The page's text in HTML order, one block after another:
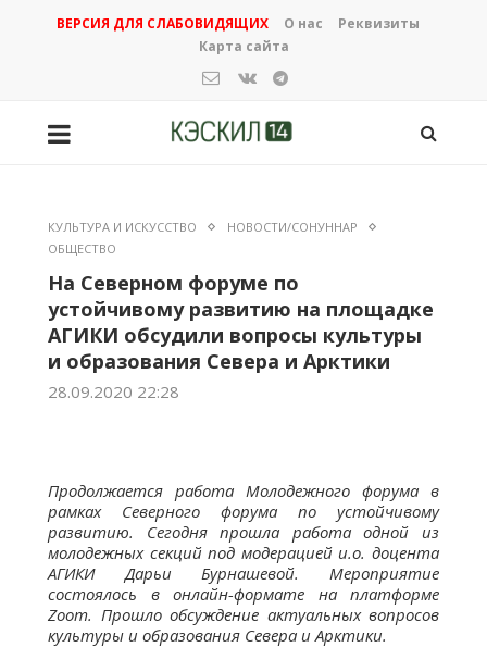
ВЕРСИЯ ДЛЯ СЛАБОВИДЯЩИХ О нас
Реквизиты
Карта сайта
КУЛЬТУРА И ИСКУССТВО
НОВОСТИ/СОНУННАР
ОБЩЕСТВО
На Северном форуме по
устойчивому развитию на площадке
АГИКИ обсудили вопросы культуры
и образования Севера и Арктики
28.09.2020 22:28
Продолжается работа Молодежного форума в
рамках Северного форума по устойчивому
развитию. Сегодня прошла работа одной из
молодежных секций под модерацией и.о. доцента
АГИКИ Дарьи Бурнашевой. Мероприятие
состоялось в онлайн-формате на платформе
Zoom. Прошло обсуждение актуальных вопросов
культуры и образования Севера и Арктики.